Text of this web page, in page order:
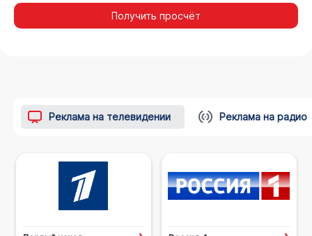
Получить просчёт
Реклама на телевидении Реклама на радио